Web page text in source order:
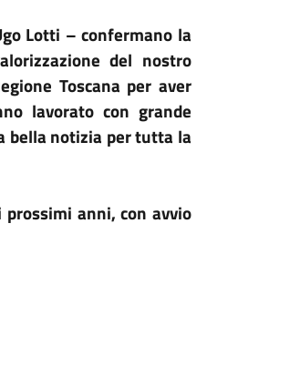
Lotti – confermano la
del nostro
Toscana per aver
lavorato con grande
bella notizia per tutta la
anni, con avvio